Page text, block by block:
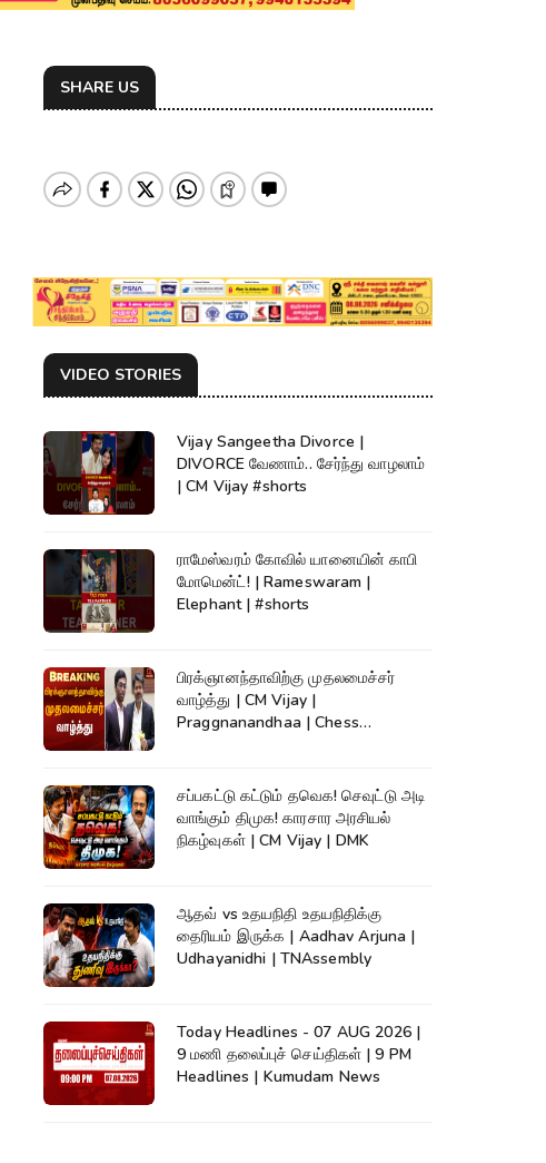
SHARE US
VIDEO STORIES
Vijay Sangeetha Divorce |
DIVORCE வேணாம்.. சேர்ந்து வாழலாம்
| CM Vijay #shorts
ராமேஸ்வரம் கோவில் யானையின் காபி
மோமென்ட்! | Rameswaram |
Elephant | #shorts
பிரக்ஞானந்தாவிற்கு முதலமைச்சர்
வாழ்த்து | CM Vijay |
Praggnanandhaa | Chess
சப்பகட்டு கட்டும் தவெக! செவுட்டு அடி
வாங்கும் திமுக! காரசார அரசியல்
நிகழ்வுகள் | CM Vijay | DMK
ஆதவ் vs உதயநிதி உதயநிதிக்கு
தைரியம் இருக்க | Aadhav Arjuna |
Udhayanidhi | TNAssembly
Today Headlines - 07 AUG 2026 |
9 மணி தலைப்புச் செய்திகள் | 9 PM
Headlines | Kumudam News